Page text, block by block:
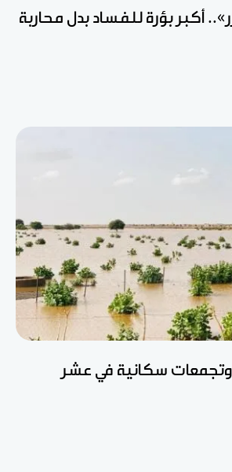
أكبر بؤرة للفساد بدل محاربة
سكانية في عشر